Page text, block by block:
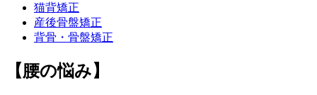
猫背矯正
産後骨盤矯正
背骨・骨盤矯正
【腰の悩み】